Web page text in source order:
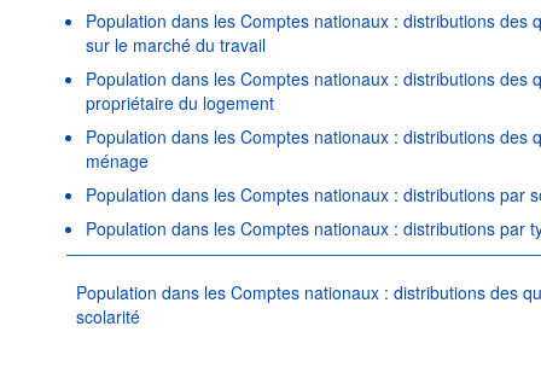
Population dans les Comptes nationaux : distributions des
sur le marché du travail
Population dans les Comptes nationaux : distributions des
propriétaire du logement
Population dans les Comptes nationaux : distributions des
ménage
Population dans les Comptes nationaux : distributions par
Population dans les Comptes nationaux : distributions par
Population dans les Comptes nationaux : distributions des
scolarité